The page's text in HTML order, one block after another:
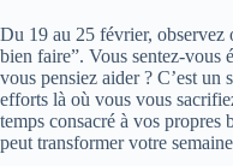
Du 19 au 25 février, observez
bien faire”. Vous sentez-vous
vous pensiez aider ? C’est un
efforts là où vous vous
temps consacré à vos propres
peut transformer votre